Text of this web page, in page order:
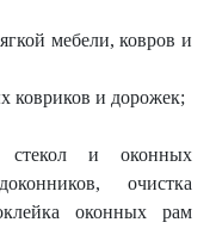
мебели, ковров и
ковриков и дорожек;
стекол и оконных
очистка
оконных рам